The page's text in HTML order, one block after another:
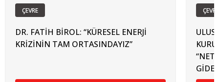
ÇEVRE
DR. FATİH BİROL: “KÜRESEL ENERJİ
KRİZİNİN TAM ORTASINDAYIZ”
ÇEVRE
“NET